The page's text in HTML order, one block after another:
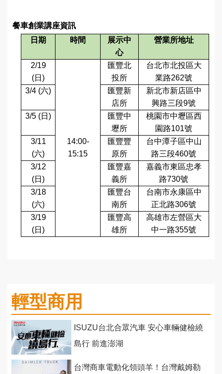
餐車創業講座資訊
日期
時間
展示中
心
營業所地址
2/19
(日)
14:00-
15:15
匯豐北
投所
台北市北投區大
業路262號
3/4 (六)
匯豐新
店所
新北市新店區中
興路三段9號
3/5 (日)
匯豐中
壢所
桃園市中壢區西
園路101號
3/11
(六)
匯豐豐
原所
台中潭子區中山
路三段460號
3/12
(日)
匯豐嘉
義所
嘉義市東區忠孝
路730號
3/18
(六)
匯豐台
南所
台南市永康區中
正北路306號
3/19
(日)
匯豐高
雄所
高雄市左營區大
中一路355號
輕型商用
ISUZU台北合眾汽車 安心車輛健檢繞
島行 前進澎湖
台灣商車電動化領頭羊！台灣戴姆勒